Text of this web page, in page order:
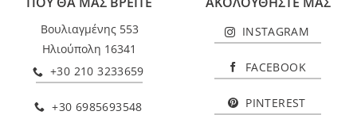
Βουλιαγμένης 553
Ηλιούπολη 16341
+30 210 3233659
+30 6985693548
INSTAGRAM
FACEBOOK
PINTEREST